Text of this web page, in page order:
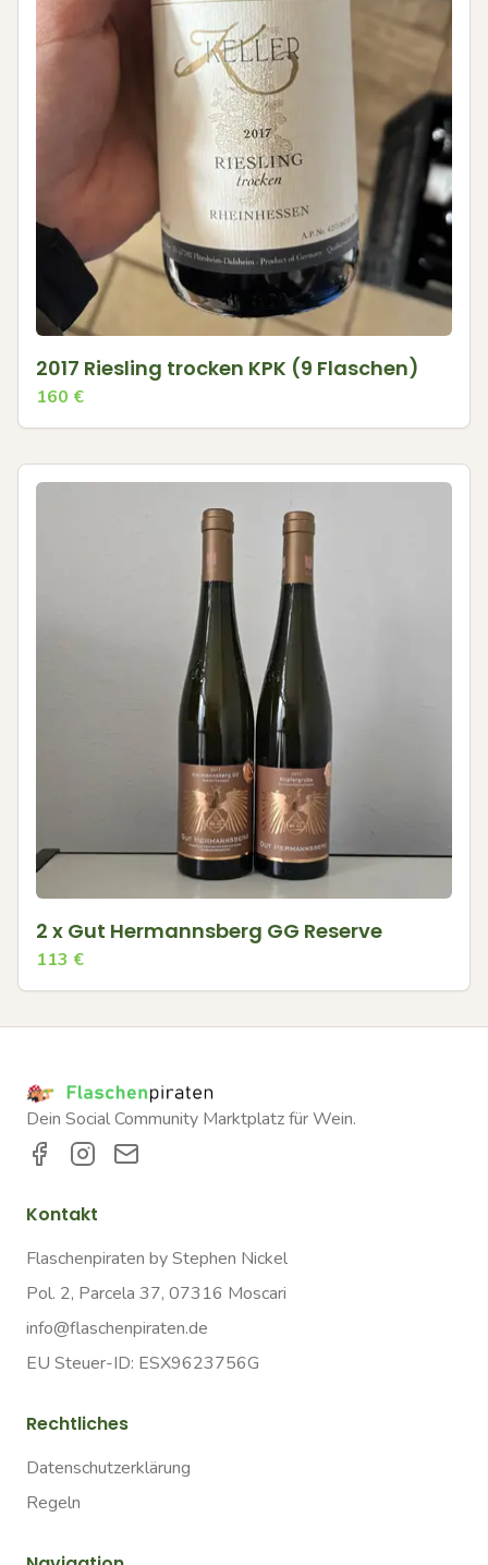
2017 Riesling trocken KPK (9 Flaschen)
160 €
2 x Gut Hermannsberg GG Reserve
113 €
Dein Social Community Marktplatz für Wein.
Kontakt
Flaschenpiraten by Stephen Nickel
Pol. 2, Parcela 37, 07316 Moscari
info@flaschenpiraten.de
EU Steuer-ID: ESX9623756G
Rechtliches
Datenschutzerklärung
Regeln